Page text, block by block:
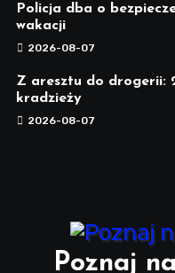
Policja dba o
wakacji
2026-08-07
Z aresztu do drogerii:
kradzieży
2026-08-07
Poznaj